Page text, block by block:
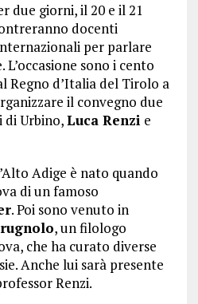
due giorni, il 20 e il 21
docenti
per parlare
sono i cento
Regno d’Italia del Tirolo a
il convegno due
di Urbino,Luca Renzi e
Adige è nato quando
di un famoso
. Poi sono venuto in
, un filologo
che ha curato diverse
Anche lui sarà presente
Renzi.